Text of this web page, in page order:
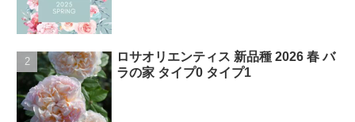
ロサオリエンティス 新品種 2026 春 バ
ラの家 タイプ0 タイプ1